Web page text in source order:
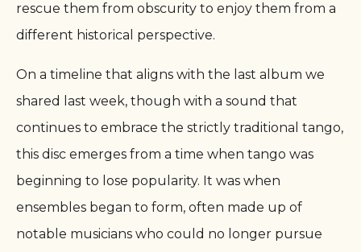
rescue them from obscurity to enjoy them from a
different historical perspective.
On a timeline that aligns with the last album we
shared last week, though with a sound that
continues to embrace the strictly traditional tango,
this disc emerges from a time when tango was
beginning to lose popularity. It was when
ensembles began to form, often made up of
notable musicians who could no longer pursue